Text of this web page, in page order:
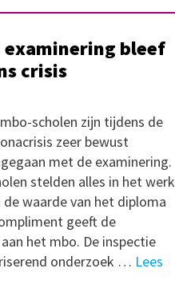
bleef
crisis
scholen zijn tijdens de
zeer bewust
met de examinering.
stelden alles in het werk
de waarde van het diploma
geeft de
het mbo. De inspectie
onderzoek … Lees